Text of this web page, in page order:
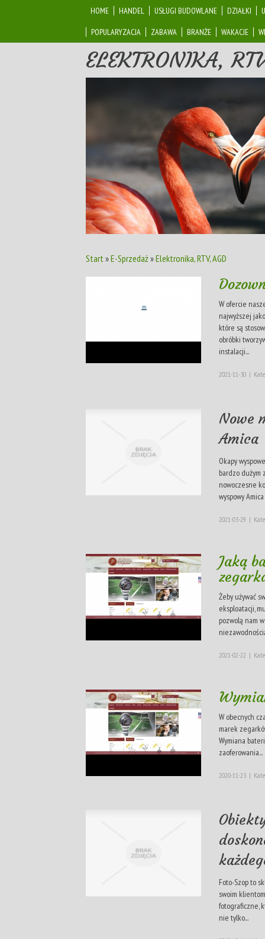
HOME HANDEL USŁUGI BUDOWLANE DZIAŁKI
POPULARYZACJA
ZABAWA BRANŻE WAKACJE
ELEKTRONIKA,
Start »E-Sprzedaż»Elektronika, RTV, AGD
W ofercie
najwyższej
które są
obróbki
instalacji...
2021-11-30 |
Nowe
Amica
Okapy
bardzo dużym
nowoczesne
wyspowy
2021-03-29 |
Jaką
Żeby używać
eksploatacji,
pozwolą nam
2021-02-22 |
W obecnych
marek
Wymiana
zaoferowania...
2020-11-23 |
Foto-Szop to
swoim
fotograficzne,
nie tylko...